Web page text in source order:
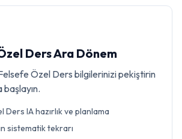
Ders Ara Dönem
Özel Ders bilgilerinizi pekiştirin
başlayın.
Ders IA hazırlık ve planlama
sistematik tekrarı